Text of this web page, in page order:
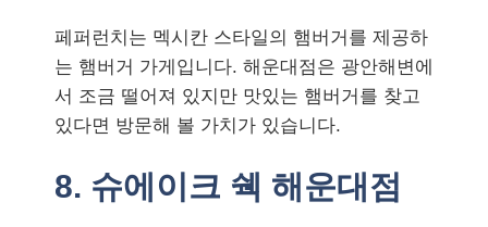
페퍼런치는 멕시칸 스타일의 햄버거를 제공하
는 햄버거 가게입니다. 해운대점은 광안해변에
서 조금 떨어져 있지만 맛있는 햄버거를 찾고
있다면 방문해 볼 가치가 있습니다.
8. 슈에이크 쉑 해운대점